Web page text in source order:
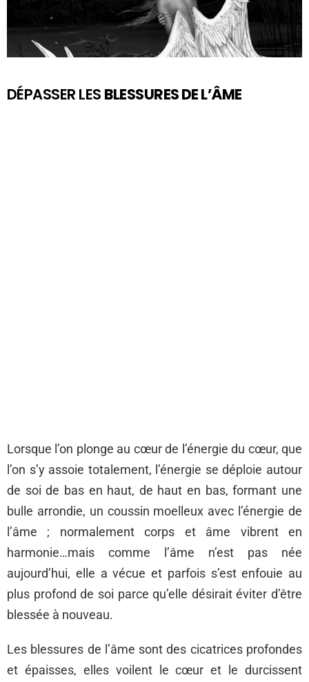
DÉPASSER LES BLESSURES DE L’ÂME
Lorsque l’on plonge au cœur de l’énergie du cœur, que
l’on s’y assoie totalement, l’énergie se déploie autour
de soi de bas en haut, de haut en bas, formant une
bulle arrondie, un coussin moelleux avec l’énergie de
l’âme ; normalement corps et âme vibrent en
harmonie…mais comme l’âme n’est pas née
aujourd’hui, elle a vécue et parfois s’est enfouie au
plus profond de soi parce qu’elle désirait éviter d’être
blessée à nouveau.
Les blessures de l’âme sont des cicatrices profondes
et épaisses, elles voilent le cœur et le durcissent